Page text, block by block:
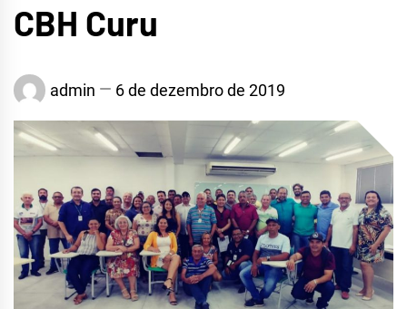
CBH Curu
admin 6 de dezembro de 2019